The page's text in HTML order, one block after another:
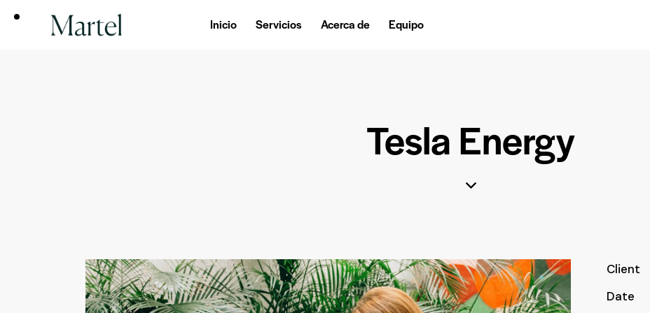
Inicio Servicios Acerca de Equipo
Tesla Energy
Client
Date